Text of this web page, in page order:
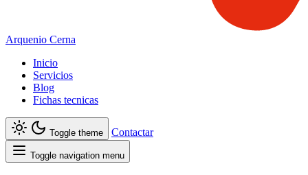
Arquenio Cerna
Inicio
Servicios
Blog
Fichas tecnicas
Toggle theme Contactar
Toggle navigation menu